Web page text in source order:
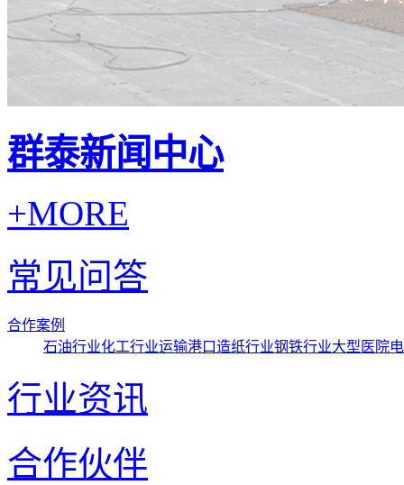
群泰新闻中心
+MORE
常见问答
合作案例
石油行业化工行业运输港口造纸行业钢铁行业大型医院
行业资讯
合作伙伴